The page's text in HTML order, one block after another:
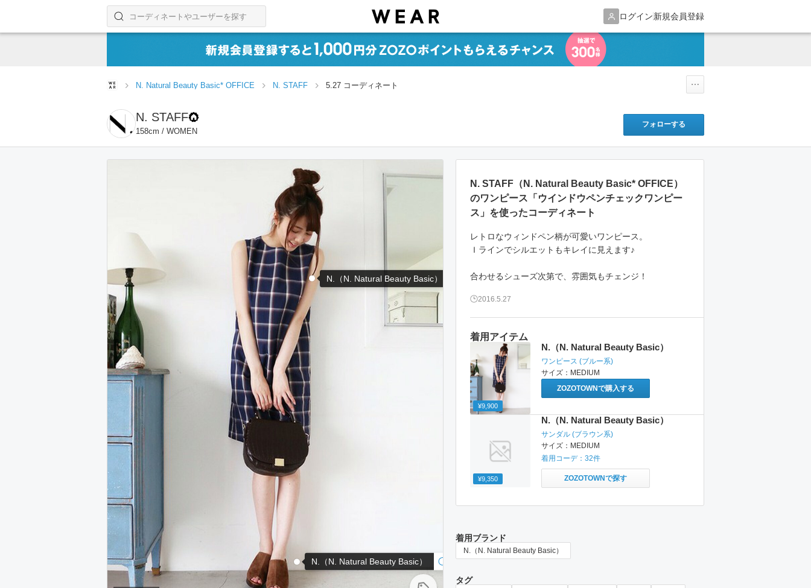
ログイン新規会員登録
コーディネートやユーザーを探す
検索する
N. Natural Beauty Basic* OFFICE N. STAFF 5.27 コーディネート
N. STAFF
158cm / WOMEN
フォローする
N.（N. Natural Beauty Basic）
N.（N. Natural Beauty Basic）
着用アイテム
¥9,900
N.（N. Natural Beauty Basic）
ワンピース (ブルー系)
サイズ： MEDIUM
ZOZOTOWNで購入する
¥9,350
N.（N. Natural Beauty Basic）
サンダル (ブラウン系)
サイズ： MEDIUM
着用コーデ： 32件
ZOZOTOWNで探す
N. STAFF（N. Natural Beauty Basic* OFFICE）
のワンピース「ウインドウペンチェックワンピー
ス」を使ったコーディネート
レトロなウィンドペン柄が可愛いワンピース。
Ｉラインでシルエットもキレイに見えます♪
合わせるシューズ次第で、雰囲気もチェンジ！
2016.5.27
着用ブランド
N.（N. Natural Beauty Basic）
タグ